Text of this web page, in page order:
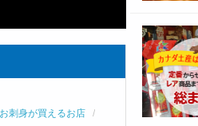
刺身が買えるお店